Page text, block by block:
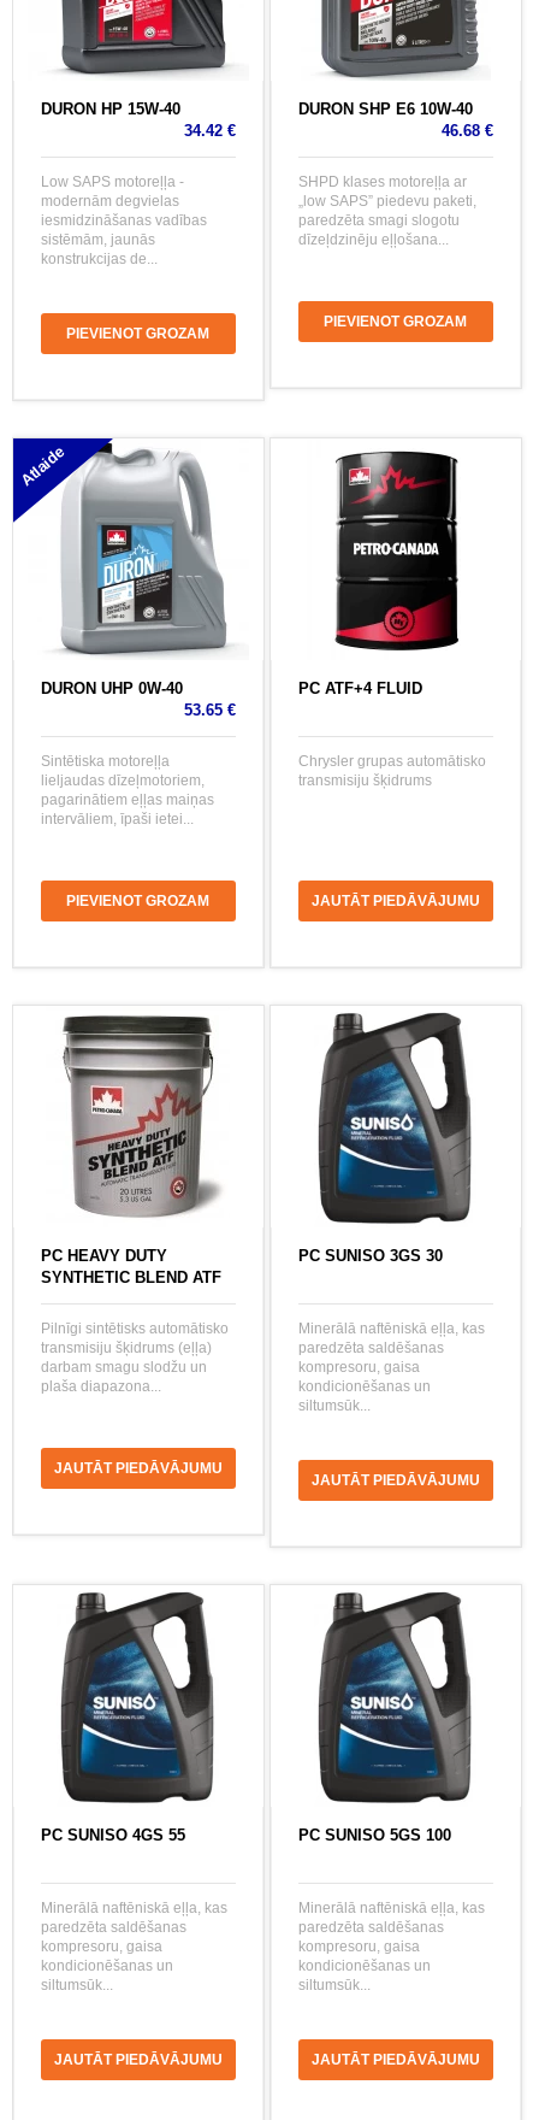
DURON HP 15W-40
34.42 €
Low SAPS motoreļļa -
modernām degvielas
iesmidzināšanas vadības
sistēmām, jaunās
konstrukcijas de...
PIEVIENOT GROZAM
DURON SHP E6 10W-40
46.68 €
SHPD klases motoreļļa ar
„low SAPS” piedevu paketi,
paredzēta smagi slogotu
dīzeļdzinēju eļļošana...
PIEVIENOT GROZAM
Atlaide
DURON UHP 0W-40
53.65 €
Sintētiska motoreļļa
lieljaudas dīzeļmotoriem,
pagarinātiem eļļas maiņas
intervāliem, īpaši ietei...
PIEVIENOT GROZAM
PC ATF+4 FLUID
Chrysler grupas automātisko
transmisiju šķidrums
JAUTĀT PIEDĀVĀJUMU
PC HEAVY DUTY
SYNTHETIC BLEND ATF
Pilnīgi sintētisks automātisko
transmisiju šķidrums (eļļa)
darbam smagu slodžu un
plaša diapazona...
JAUTĀT PIEDĀVĀJUMU
PC SUNISO 3GS 30
Minerālā naftēniskā eļļa, kas
paredzēta saldēšanas
kompresoru, gaisa
kondicionēšanas un
siltumsūk...
JAUTĀT PIEDĀVĀJUMU
PC SUNISO 4GS 55
Minerālā naftēniskā eļļa, kas
paredzēta saldēšanas
kompresoru, gaisa
kondicionēšanas un
siltumsūk...
JAUTĀT PIEDĀVĀJUMU
PC SUNISO 5GS 100
Minerālā naftēniskā eļļa, kas
paredzēta saldēšanas
kompresoru, gaisa
kondicionēšanas un
siltumsūk...
JAUTĀT PIEDĀVĀJUMU